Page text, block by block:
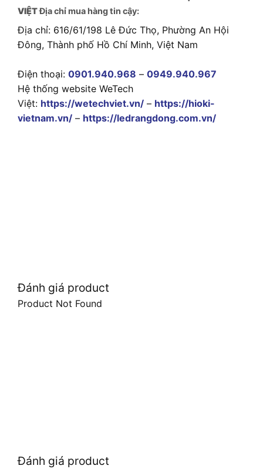
VIỆTĐịa chỉ mua hàng tin cậy:
Địa chỉ: 616/61/198 Lê Đức Thọ, Phường An Hội
Đông, Thành phố Hồ Chí Minh, Việt Nam
Điện thoại: 0901.940.968 – 0949.940.967
Hệ thống website WeTech
Việt: https://wetechviet.vn/ – https://hioki-
vietnam.vn/ – https://ledrangdong.com.vn/
Đánh giá product
Product Not Found
Đánh giá product